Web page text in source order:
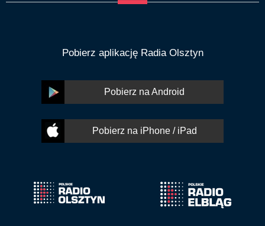
Pobierz aplikację Radia Olsztyn
Pobierz na Android
Pobierz na iPhone / iPad